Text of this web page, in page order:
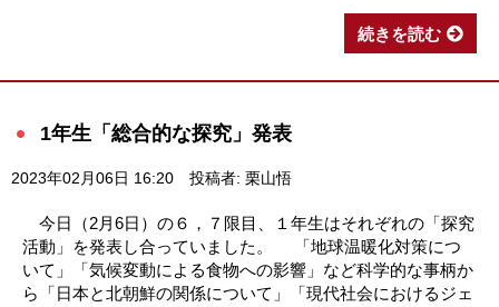
続きを読む
1年生「総合的な探究」発表
2023年02月06日 16:20 投稿者: 栗山悟
今日（2月6日）の６，７限目、１年生はそれぞれの「探究
活動」を発表し合っていました。 「地球温暖化対策につ
いて」「気候変動による食物への影響」など科学的な事柄か
ら「日本と北朝鮮の関係について」「現代社会におけるジェ